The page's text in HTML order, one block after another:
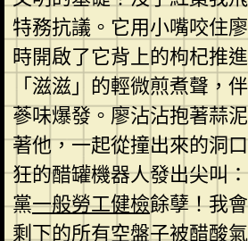
特務抗議。它用小嘴咬住
時開啟了它背上的枸杞推
「滋滋」的輕微煎煮聲，
蔘味爆發。廖沾沾抱著蒜
著他，一起從撞出來的洞
狂的醋罐機器人發出尖叫
黨一般勞工健檢餘孽！我
剩下的所有空盤子被醋酸